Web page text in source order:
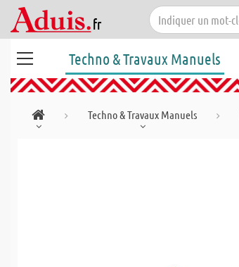
Techno & Travaux Manuels
Techno & Travaux Manuels